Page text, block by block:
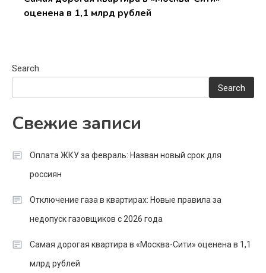
оценена в 1,1 млрд рублей
Search
Search
Свежие записи
Оплата ЖКУ за февраль: Назван новый срок для
россиян
Отключение газа в квартирах: Новые правила за
недопуск газовщиков с 2026 года
Самая дорогая квартира в «Москва-Сити» оценена в 1,1
млрд рублей